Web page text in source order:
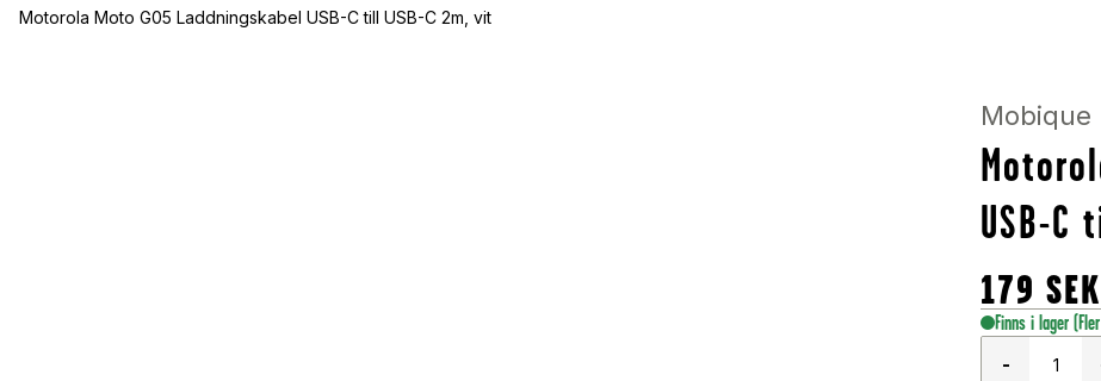
Motorola Moto G05 Laddningskabel USB-C till USB-C 2m, vit
Mobique
USB-C
179 SEK
Finns i lager
-